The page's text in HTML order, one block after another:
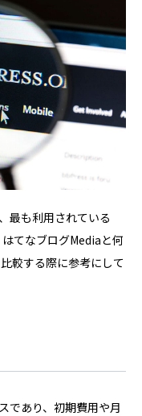
最も利用されている
てなブログMediaと何
較する際に参考にして
であり、初期費用や月